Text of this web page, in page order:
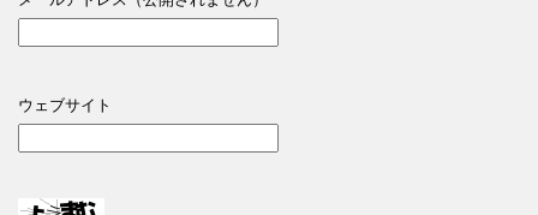
ウェブサイト